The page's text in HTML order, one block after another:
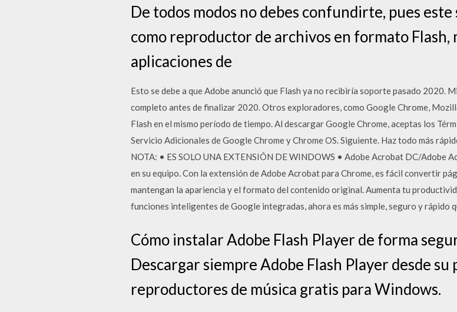
De todos modos no debes confundirte, pues
como reproductor de archivos en formato Flash,
aplicaciones de
Esto se debe a que Adobe anunció que Flash ya no recibiría soporte pasado 2020.
completo antes de finalizar 2020. Otros exploradores, como Google Chrome,
Flash en el mismo período de tiempo. Al descargar Google Chrome, aceptas los
Servicio Adicionales de Google Chrome y Chrome OS. Siguiente. Haz todo más
NOTA: • ES SOLO UNA EXTENSIÓN DE WINDOWS • Adobe Acrobat DC/Adobe
en su equipo. Con la extensión de Adobe Acrobat para Chrome, es fácil convertir
mantengan la apariencia y el formato del contenido original. Aumenta tu
funciones inteligentes de Google integradas, ahora es más simple, seguro y rápido
Cómo instalar Adobe Flash Player de forma
Descargar siempre Adobe Flash Player desde su
reproductores de música gratis para Windows.